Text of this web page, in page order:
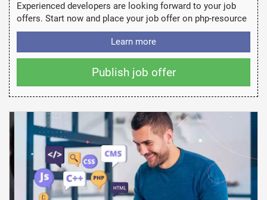
Experienced developers are looking forward to your job
offers. Start now and place your job offer on php-resource
Learn more
Publish job offer